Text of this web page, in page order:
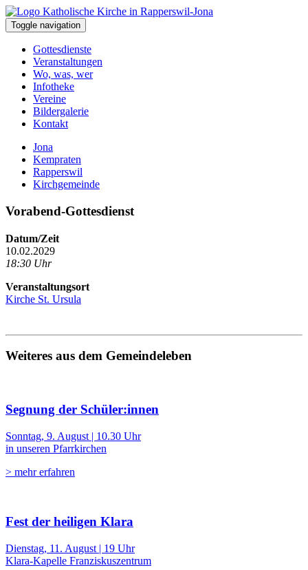
Toggle navigation
Gottesdienste
Veranstaltungen
Wo, was, wer
Infotheke
Vereine
Bildergalerie
Kontakt
Jona
Kempraten
Rapperswil
Kirchgemeinde
Vorabend-Gottesdienst
Datum/Zeit
10.02.2029
18:30 Uhr
Veranstaltungsort
Kirche St. Ursula
Weiteres aus dem Gemeindeleben
Segnung der Schüler:innen
Sonntag, 9. August | 10.30 Uhr
in unseren Pfarrkirchen
> mehr erfahren
Fest der heiligen Klara
Dienstag, 11. August | 19 Uhr
Klara-Kapelle Franziskuszentrum